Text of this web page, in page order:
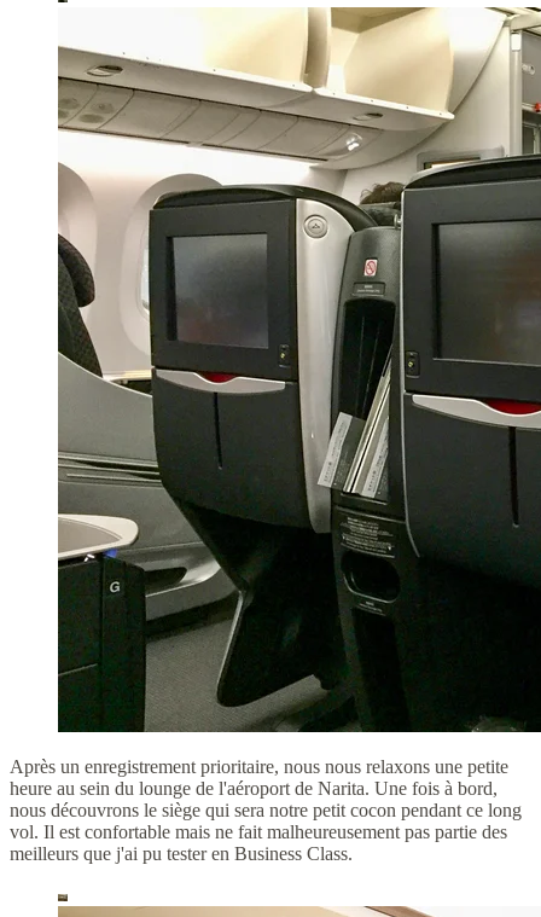
Après un enregistrement prioritaire, nous nous relaxons une petite
heure au sein du lounge de l'aéroport de Narita. Une fois à bord,
nous découvrons le siège qui sera notre petit cocon pendant ce long
vol. Il est confortable mais ne fait malheureusement pas partie des
meilleurs que j'ai pu tester en Business Class.